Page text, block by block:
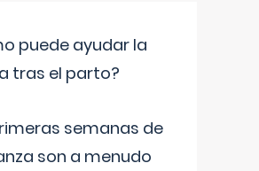
puede ayudar la
tras el parto?
semanas de
son a menudo